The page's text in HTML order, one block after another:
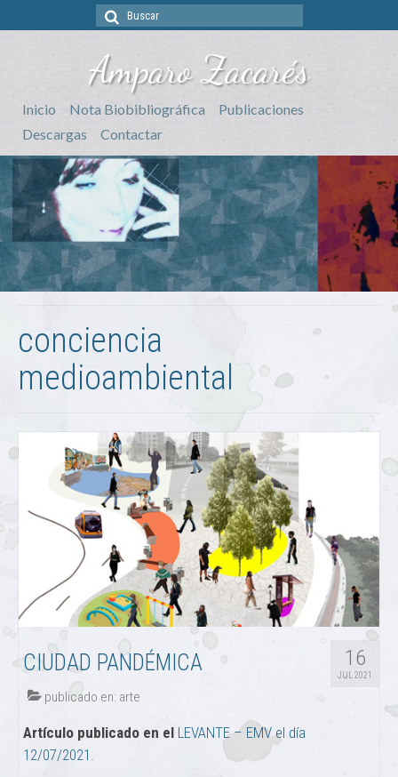
Buscar
Amparo Zacarés
Inicio Nota Biobibliográfica
Publicaciones
Descargas
Contactar
conciencia
medioambiental
16
JUL 2021
CIUDAD PANDÉMICA
publicado en: arte
Artículo publicado en el LEVANTE – EMV el día
12/07/2021.